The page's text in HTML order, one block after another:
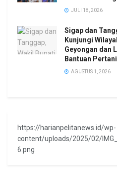
JULI 18, 2026
Sigap dan
Kunjungi
Geyongan dan
Bantuan
AGUSTUS 1, 2026
https://harianpelitanews.id/wp-
content/uploads/2025/02/
6.png